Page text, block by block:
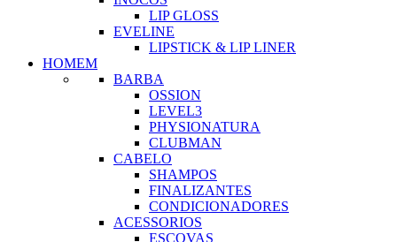
LIP GLOSS
EVELINE
LIPSTICK & LIP LINER
HOMEM
BARBA
OSSION
LEVEL3
PHYSIONATURA
CLUBMAN
CABELO
SHAMPOS
FINALIZANTES
CONDICIONADORES
ACESSORIOS
ESCOVAS